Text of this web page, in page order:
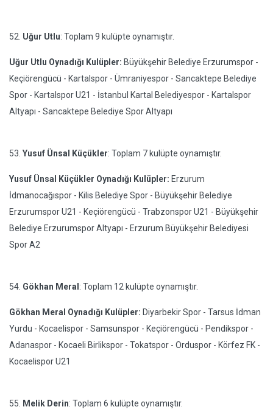
52. Uğur Utlu: Toplam 9 kulüpte oynamıştır.
Uğur Utlu Oynadığı Kulüpler: Büyükşehir Belediye Erzurumspor -
Keçiörengücü - Kartalspor - Ümraniyespor - Sancaktepe Belediye
Spor - Kartalspor U21 - İstanbul Kartal Belediyespor - Kartalspor
Altyapı - Sancaktepe Belediye Spor Altyapı
53. Yusuf Ünsal Küçükler: Toplam 7 kulüpte oynamıştır.
Yusuf Ünsal Küçükler Oynadığı Kulüpler: Erzurum
İdmanocağıspor - Kilis Belediye Spor - Büyükşehir Belediye
Erzurumspor U21 - Keçiörengücü - Trabzonspor U21 - Büyükşehir
Belediye Erzurumspor Altyapı - Erzurum Büyükşehir Belediyesi
Spor A2
54. Gökhan Meral : Toplam 12 kulüpte oynamıştır.
Gökhan Meral Oynadığı Kulüpler: Diyarbekir Spor - Tarsus İdman
Yurdu - Kocaelispor - Samsunspor - Keçiörengücü - Pendikspor -
Adanaspor - Kocaeli Birlikspor - Tokatspor - Orduspor - Körfez FK -
Kocaelispor U21
55. Melik Derin: Toplam 6 kulüpte oynamıştır.